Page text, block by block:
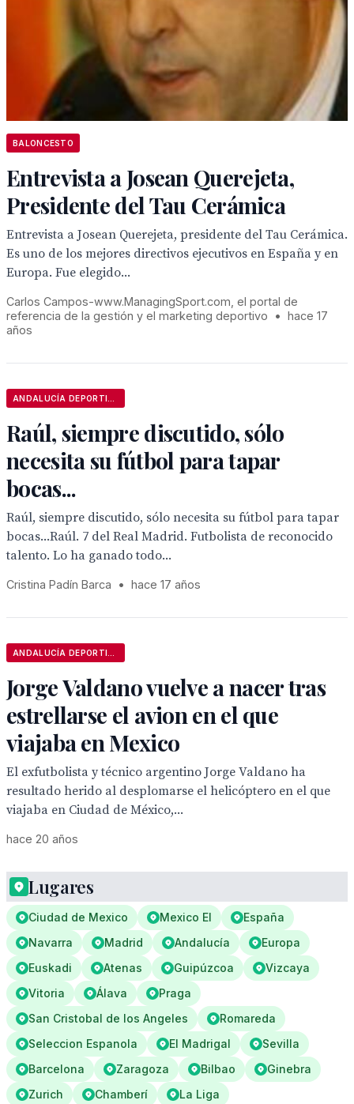
BALONCESTO
Entrevista a Josean Querejeta,
Presidente del Tau Cerámica
Entrevista a Josean Querejeta, presidente del Tau Cerámica.
Es uno de los mejores directivos ejecutivos en España y en
Europa. Fue elegido...
Carlos Campos-www.ManagingSport.com, el portal de
referencia de la gestión y el marketing deportivo
• hace 17
años
Raúl, siempre discutido, sólo
necesita su fútbol para tapar
bocas...
Raúl, siempre discutido, sólo necesita su fútbol para tapar
bocas...Raúl. 7 del Real Madrid. Futbolista de reconocido
talento. Lo ha ganado todo...
Cristina Padín Barca • hace 17 años
Jorge Valdano vuelve a nacer tras
estrellarse el avion en el que
viajaba en Mexico
El exfutbolista y técnico argentino Jorge Valdano ha
resultado herido al desplomarse el helicóptero en el que
viajaba en Ciudad de México,...
hace 20 años
Lugares
Ciudad de Mexico Mexico El
España
Navarra
Madrid Andalucía
Europa
Euskadi
Atenas Guipúzcoa
Vizcaya
Vitoria
Álava
Praga
San Cristobal de los Angeles
Romareda
Seleccion Espanola
El Madrigal
Sevilla
Barcelona
Zaragoza Bilbao
Ginebra
Zurich
Chamberí La Liga